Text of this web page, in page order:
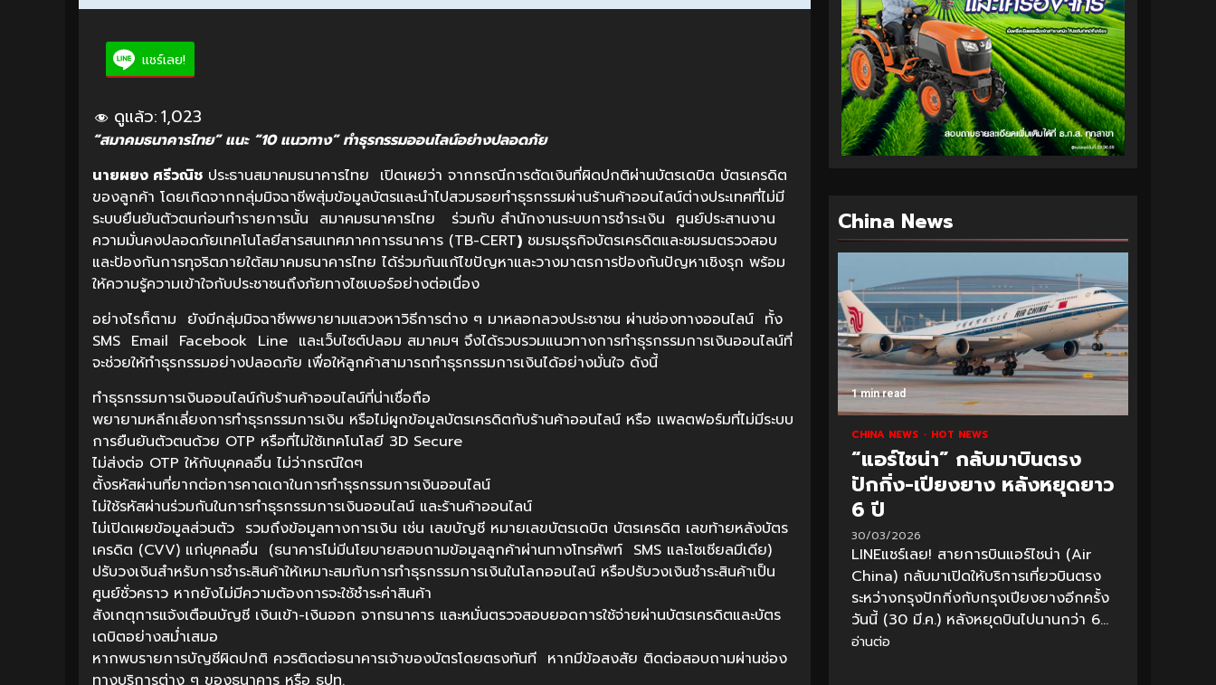
แชร์เลย!
ดูแล้ว:1,023
“สมาคมธนาคารไทย” แนะ “10 แนวทาง” ทำธุรกรรมออนไลน์อย่างปลอดภัย
นายผยง ศรีวณิช ประธานสมาคมธนาคารไทย เปิดเผยว่า จากกรณีการตัดเงินที่ผิดปกติผ่านบัตรเดบิต บัตรเครดิต
ของลูกค้า โดยเกิดจากกลุ่มมิจฉาชีพสุ่มข้อมูลบัตรและนำไปสวมรอยทำธุรกรรมผ่านร้านค้าออนไลน์ต่างประเทศที่ไม่มี
ระบบยืนยันตัวตนก่อนทำรายการนั้น สมาคมธนาคารไทย ร่วมกับ สำนักงานระบบการชำระเงิน ศูนย์ประสานงาน
ความมั่นคงปลอดภัยเทคโนโลยีสารสนเทศภาคการธนาคาร (TB-CERT) ชมรมธุรกิจบัตรเครดิตและชมรมตรวจสอบ
และป้องกันการทุจริตภายใต้สมาคมธนาคารไทย ได้ร่วมกันแก้ไขปัญหาและวางมาตรการป้องกันปัญหาเชิงรุก พร้อม
ให้ความรู้ความเข้าใจกับประชาชนถึงภัยทางไซเบอร์อย่างต่อเนื่อง
อย่างไรก็ตาม ยังมีกลุ่มมิจฉาชีพพยายามแสวงหาวิธีการต่าง ๆ มาหลอกลวงประชาชน ผ่านช่องทางออนไลน์ ทั้ง
SMS Email Facebook Line และเว็บไซต์ปลอม สมาคมฯ จึงได้รวบรวมแนวทางการทำธุรกรรมการเงินออนไลน์ที่
จะช่วยให้ทำธุรกรรมอย่างปลอดภัย เพื่อให้ลูกค้าสามารถทำธุรกรรมการเงินได้อย่างมั่นใจ ดังนี้
ทำธุรกรรมการเงินออนไลน์กับร้านค้าออนไลน์ที่น่าเชื่อถือ
พยายามหลีกเลี่ยงการทำธุรกรรมการเงิน หรือไม่ผูกข้อมูลบัตรเครดิตกับร้านค้าออนไลน์ หรือ แพลตฟอร์มที่ไม่มีระบบ
การยืนยันตัวตนด้วย OTP หรือที่ไม่ใช้เทคโนโลยี 3D Secure
ไม่ส่งต่อ OTP ให้กับบุคคลอื่น ไม่ว่ากรณีใดๆ
ตั้งรหัสผ่านที่ยากต่อการคาดเดาในการทำธุรกรรมการเงินออนไลน์
ไม่ใช้รหัสผ่านร่วมกันในการทำธุรกรรมการเงินออนไลน์ และร้านค้าออนไลน์
ไม่เปิดเผยข้อมูลส่วนตัว รวมถึงข้อมูลทางการเงิน เช่น เลขบัญชี หมายเลขบัตรเดบิต บัตรเครดิต เลขท้ายหลังบัตร
เครดิต (CVV) แก่บุคคลอื่น (ธนาคารไม่มีนโยบายสอบถามข้อมูลลูกค้าผ่านทางโทรศัพท์ SMS และโซเชียลมีเดีย)
ปรับวงเงินสำหรับการชำระสินค้าให้เหมาะสมกับการทำธุรกรรมการเงินในโลกออนไลน์ หรือปรับวงเงินชำระสินค้าเป็น
ศูนย์ชั่วคราว หากยังไม่มีความต้องการจะใช้ชำระค่าสินค้า
สังเกตุการแจ้งเตือนบัญชี เงินเข้า-เงินออก จากธนาคาร และหมั่นตรวจสอบยอดการใช้จ่ายผ่านบัตรเครดิตและบัตร
เดบิตอย่างสม่ำเสมอ
หากพบรายการบัญชีผิดปกติ ควรติดต่อธนาคารเจ้าของบัตรโดยตรงทันที หากมีข้อสงสัย ติดต่อสอบถามผ่านช่อง
China News
1 min read
CHINA NEWS HOT NEWS
“แอร์ไชน่า” กลับมาบินตรง
ปักกิ่ง-เปียงยาง หลังหยุดยาว
6 ปี
30/03/2026
LINEแชร์เลย! สายการบินแอร์ไชน่า (Air
China) กลับมาเปิดให้บริการเที่ยวบินตรง
ระหว่างกรุงปักกิ่งกับกรุงเปียงยางอีกครั้ง
วันนี้ (30 มี.ค.) หลังหยุดบินไปนานกว่า 6...
อ่านต่อ